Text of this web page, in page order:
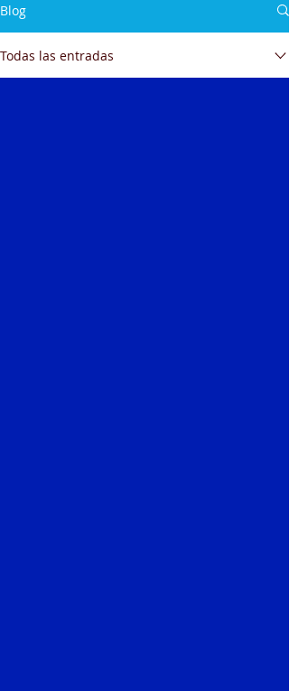
Blog
Todas las entradas